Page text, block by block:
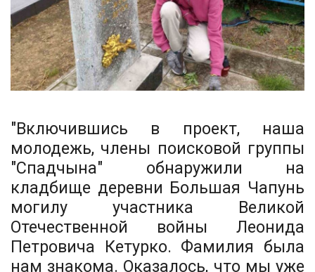
"Включившись в проект, наша
молодежь, члены поисковой группы
"Спадчына" обнаружили на
кладбище деревни Большая Чапунь
могилу участника Великой
Отечественной войны Леонида
Петровича Кетурко. Фамилия была
нам знакома. Оказалось, что мы уже